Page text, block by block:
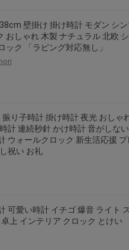
壁掛け 掛け時計 モダン シ
おしゃれ 木製 ナチュラル 北欧
ック 「ラピング対応無し」
振り子時計 掛け時計 夜光 おしゃ
計 連続秒針 かけ時計 音がしな
ウォールクロック 新生活応援
祝い お礼
可愛い時計 イチゴ 爆音 ライト
上 インテリア クロック とけい